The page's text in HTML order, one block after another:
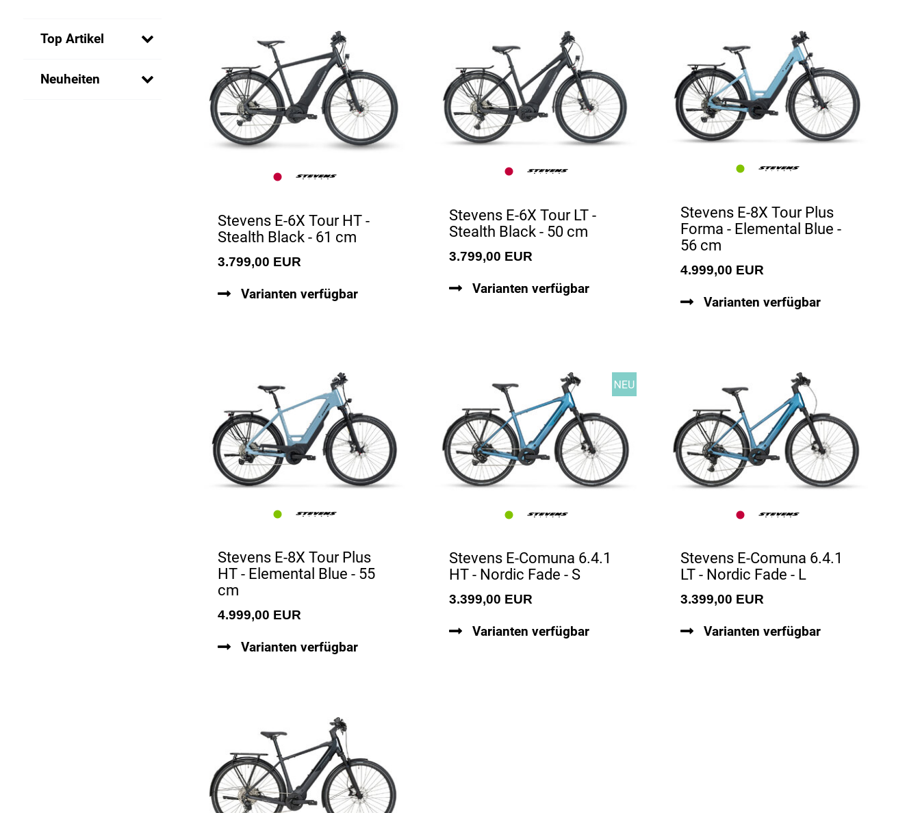
Top Artikel
Neuheiten
Stevens E-6X Tour HT -
Stealth Black - 61 cm
3.799,00 EUR
Varianten verfügbar
Stevens E-6X Tour LT -
Stealth Black - 50 cm
3.799,00 EUR
Varianten verfügbar
Stevens E-8X Tour Plus
Forma - Elemental Blue -
56 cm
4.999,00 EUR
Varianten verfügbar
Stevens E-8X Tour Plus
HT - Elemental Blue - 55
cm
4.999,00 EUR
Varianten verfügbar
Stevens E-Comuna 6.4.1
HT - Nordic Fade - S
3.399,00 EUR
Varianten verfügbar
Stevens E-Comuna 6.4.1
LT - Nordic Fade - L
3.399,00 EUR
Varianten verfügbar